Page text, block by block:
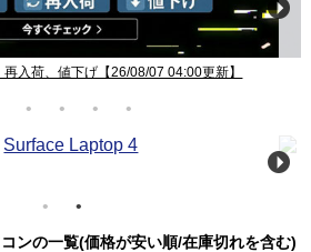
入荷、値下げ【26/08/07 04:00更新】
ンの一覧(価格が安い順/在庫切れを含む)